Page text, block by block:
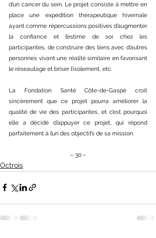
d’un cancer du sein. Le projet consiste à mettre en
place une expédition thérapeutique hivernale
ayant comme répercussions positives d’augmenter
la confiance et l’estime de soi chez les
participantes, de construire des liens avec d’autres
personnes vivant une réalité similaire en favorisant
le réseautage et briser l’isolement, etc.
La Fondation Santé Côte-de-Gaspé croit
sincèrement que ce projet pourra améliorer la
qualité de vie des participantes, et c’est pourquoi
elle a décidé d’appuyer ce projet, qui répond
parfaitement à l’un des objectifs de sa mission.
– 30 –
Octrois